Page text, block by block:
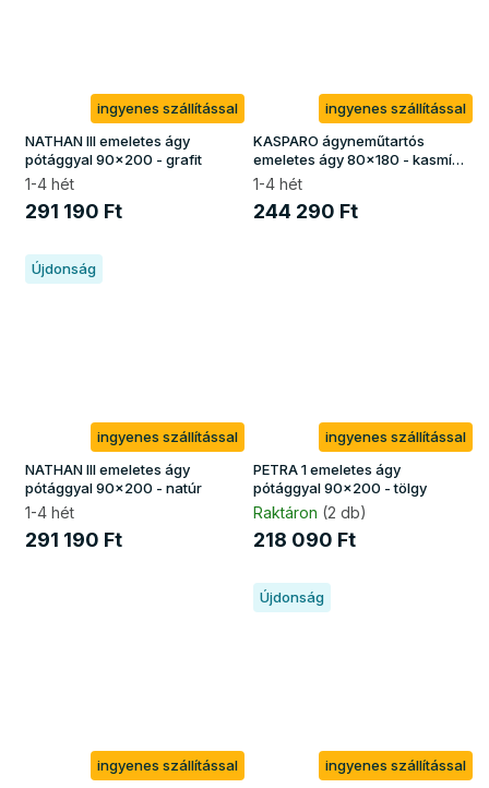
ingyenes szállítással
NATHAN III emeletes ágy
pótággyal 90x200 - grafit
1-4 hét
291 190 Ft
ingyenes szállítással
KASPARO ágyneműtartós
emeletes ágy 80x180 - kasmír
/ zöld
1-4 hét
244 290 Ft
Újdonság
ingyenes szállítással
NATHAN III emeletes ágy
pótággyal 90x200 - natúr
1-4 hét
291 190 Ft
ingyenes szállítással
PETRA 1 emeletes ágy
pótággyal 90x200 - tölgy
Raktáron (2 db)
218 090 Ft
ingyenes szállítással
Újdonság
ingyenes szállítással